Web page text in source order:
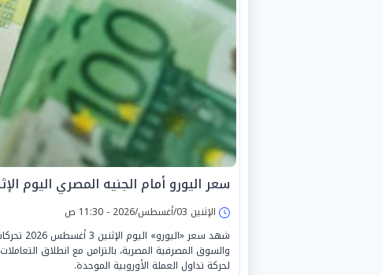
سعر اليورو أمام الجنيه المصري اليوم الإثنين 3
الإثنين 03/أغسطس/2026 - 11:30 ص
شهد
والسوق المصرفية المصرية، بالتزامن مع انطلاق
لحركة تداول العملة الأوروبية الموحدة.